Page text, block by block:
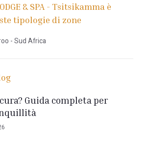
& SPA - Tsitsikamma è
tipologie di zone
- Sud Africa
Guida completa per